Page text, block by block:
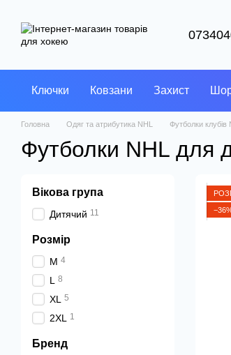
Ключки Ковзани Захист
Головна Одяг та атрибутика NHL Футболки клубів
Футболки NHL для
Вікова група
Дитячий 11
Розмір
M 4
L 8
XL 5
2XL 1
Бренд